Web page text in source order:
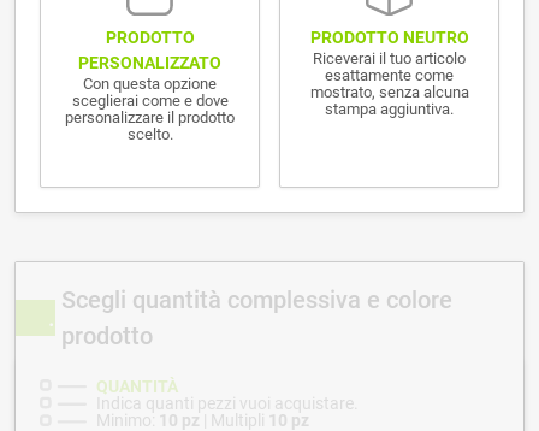
PRODOTTO
PERSONALIZZATO
Con questa opzione
sceglierai come e dove
personalizzare il prodotto
scelto.
PRODOTTO NEUTRO
Riceverai il tuo articolo
esattamente come
mostrato, senza alcuna
stampa aggiuntiva.
Scegli quantità complessiva e colore
prodotto
QUANTITÀ
Indica quanti pezzi vuoi acquistare.
Minimo: 10 pz | Multipli 10 pz